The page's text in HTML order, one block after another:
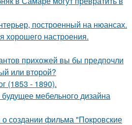
построенный на нюансах.
настроения.
прихожей вы бы предпочли
или второй?
(1853 - 1890).
мебельного дизайна
создании фильма "Покровские